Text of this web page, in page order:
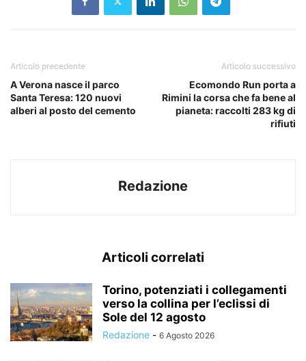
Articolo precedente
A Verona nasce il parco
Santa Teresa: 120 nuovi
alberi al posto del cemento
Articolo successivo
Ecomondo Run porta a
Rimini la corsa che fa bene al
pianeta: raccolti 283 kg di
rifiuti
Redazione
Articoli correlati
Torino, potenziati i collegamenti
verso la collina per l’eclissi di
Sole del 12 agosto
Redazione - 6 Agosto 2026